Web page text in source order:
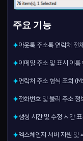
주요 기능
✦아웃룩 주소록 연락처 전
✦이메일 주소 및 표시 이름
✦연락처 주소 형식 조회
✦전화번호 및 물리 주소 정
✦생성 시간 및 수정 시간
✦엑스체인지 서버 지원 및